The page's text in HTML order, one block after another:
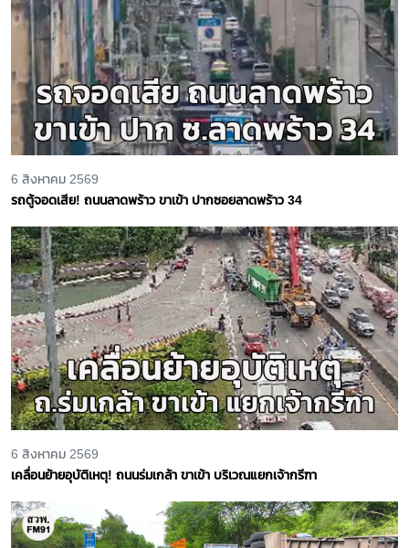
6 สิงหาคม 2569
รถตู้จอดเสีย! ถนนลาดพร้าว ขาเข้า ปากซอยลาดพร้าว 34
6 สิงหาคม 2569
เคลื่อนย้ายอุบัติเหตุ! ถนนร่มเกล้า ขาเข้า บริเวณแยกเจ้ากรีฑา